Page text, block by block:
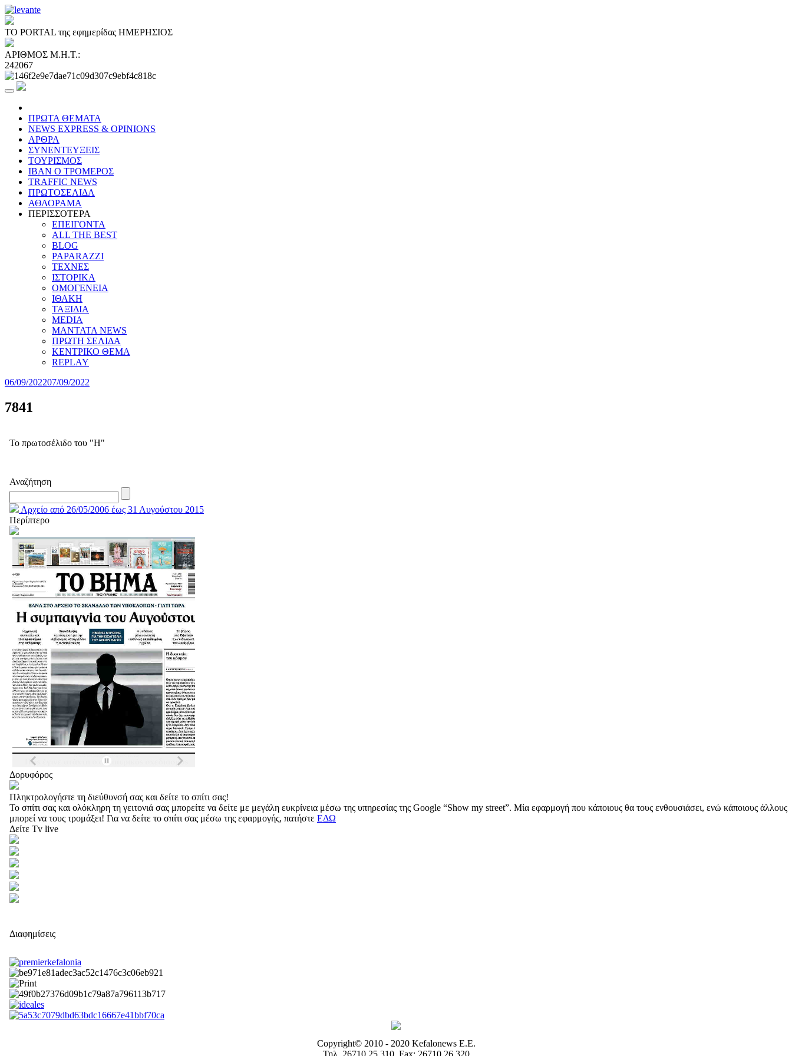
ΤΟ PORTAL της εφημερίδας ΗΜΕΡΗΣΙΟΣ
ΑΡΙΘΜΟΣ Μ.Η.Τ.:
242067
ΠΡΩΤΑ ΘΕΜΑΤΑ
NEWS EXPRESS & OPINIONS
ΑΡΘΡΑ
ΣΥΝΕΝΤΕΥΞΕΙΣ
ΤΟΥΡΙΣΜΟΣ
ΙΒΑΝ Ο ΤΡΟΜΕΡΟΣ
TRAFFIC NEWS
ΠΡΩΤΟΣΕΛΙΔΑ
ΑΘΛΟΡΑΜΑ
ΠΕΡΙΣΣΟΤΕΡΑ
ΕΠΕΙΓΟΝΤΑ
ALL THE BEST
BLOG
PAPARAZZI
ΤΕΧΝΕΣ
ΙΣΤΟΡΙΚΑ
ΟΜΟΓΕΝΕΙΑ
ΙΘΑΚΗ
ΤΑΞΙΔΙΑ
MEDIA
MANTATA NEWS
ΠΡΩΤΗ ΣΕΛΙΔΑ
ΚΕΝΤΡΙΚΟ ΘΕΜΑ
REPLAY
06/09/202207/09/2022
7841
Το πρωτοσέλιδο του "Η"
Αναζήτηση
Αρχείο από 26/05/2006 έως 31 Αυγούστου 2015
Περίπτερο
Δορυφόρος
Πληκτρολογήστε τη διεύθυνσή σας και δείτε το σπίτι σας!
Το σπίτι σας και ολόκληρη τη γειτονιά σας μπορείτε να δείτε με μεγάλη ευκρίνεια μέσω της υπηρεσίας της Google “Show my street”. Μία εφαρμογή που κάποιους θα τους ενθουσιάσει, ενώ κάποιους άλλους
μπορεί να τους τρομάξει! Για να δείτε το σπίτι σας μέσω της εφαρμογής, πατήστε ΕΔΩ
Δείτε Tv live
Διαφημίσεις
Copyright© 2010 - 2020 Kefalonews Ε.E.
Τηλ. 26710 25.310, Fax: 26710 26.320